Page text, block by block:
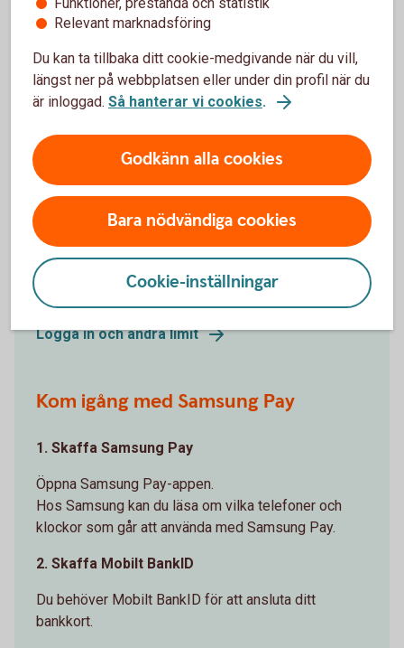
Ändra limit
Du väljer limit när kortet läggs upp för första gången.
Du kan när som helst ändra limiten.
Klicka på det kort du vill ändra limit för
Klicka på länken "Ändra limit"
Ändra limit
Kontrollera, godkänn och signera
Logga in och ändra limit
Kom igång med Samsung Pay
1. Skaffa Samsung Pay
Öppna Samsung Pay-appen.
Hos Samsung kan du läsa om vilka telefoner och
klockor som går att använda med Samsung Pay.
2. Skaffa Mobilt BankID
Du behöver Mobilt BankID för att ansluta ditt
bankkort.
Relevant marknadsföring
Du kan ta tillbaka ditt cookie-medgivande när du vill,
längst ner på webbplatsen eller under din profil när du
är inloggad. Så hanterar vi cookies.
Godkänn alla cookies
Bara nödvändiga cookies
Cookie-inställningar